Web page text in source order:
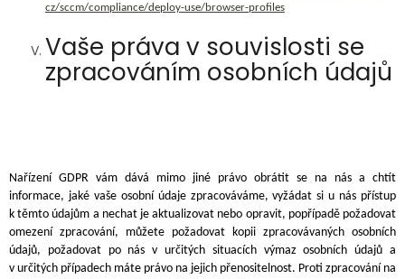
cz/sccm/compliance/deploy-use/browser-profiles
Vaše práva v souvislosti se
zpracováním osobních údajů
Nařízení GDPR vám dává mimo jiné právo obrátit se na nás a chtít
informace, jaké vaše osobní údaje zpracováváme, vyžádat si u nás přístup
k těmto údajům a nechat je aktualizovat nebo opravit, popřípadě požadovat
omezení zpracování, můžete požadovat kopii zpracovávaných osobních
údajů, požadovat po nás v určitých situacích výmaz osobních údajů a
v určitých případech máte právo na jejich přenositelnost. Proti zpracování na